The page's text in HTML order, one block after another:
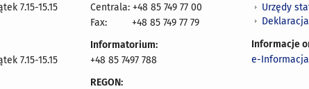
7.15-15.15
7.15-15.15
Centrala: +48 85 749 77 00
Fax:
+48 85 749 77 79
Informatorium:
+48 85 7497 788
REGON:
Urzędy
Informacje
e-Informacja